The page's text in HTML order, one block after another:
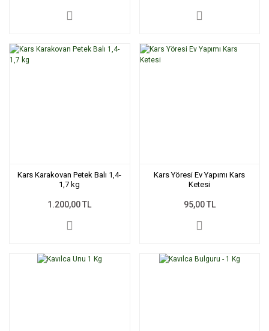
Kars Karakovan Petek Balı 1,4-
1,7 kg
1.200,00 TL
Kars Yöresi Ev Yapımı Kars
Ketesi
95,00 TL